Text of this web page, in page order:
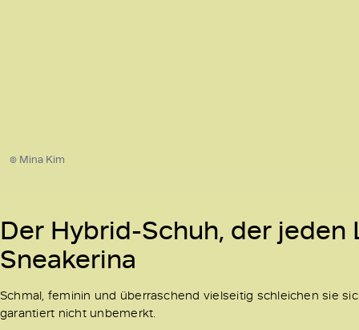
© Mina Kim
Der Hybrid-Schuh, der
Sneakerina
Schmal, feminin und überraschend vielseitig schleichen sie
garantiert nicht unbemerkt.